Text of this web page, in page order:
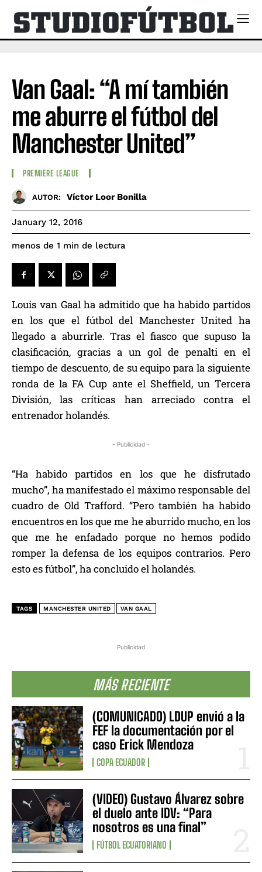
Publicidad
MÁS RECIENTE
(COMUNICADO) LDUP envió a la
FEF la documentación por el
caso Erick Mendoza
COPA ECUADOR
(VIDEO) Gustavo Álvarez sobre
el duelo ante IDV: “Para
nosotros es una final”
FÚTBOL ECUATORIANO
Van Gaal: “A mí también
me aburre el fútbol del
Manchester United”
PREMIERE LEAGUE
AUTOR: Víctor Loor Bonilla
January 12, 2016
menos de 1 min de lectura
Louis van Gaal ha admitido que ha habido partidos
en los que el fútbol del Manchester United ha
llegado a aburrirle. Tras el fiasco que supuso la
clasificación, gracias a un gol de penalti en el
tiempo de descuento, de su equipo para la siguiente
ronda de la FA Cup ante el Sheffield, un Tercera
División, las críticas han arreciado contra el
entrenador holandés.
- Publicidad -
“Ha habido partidos en los que he disfrutado
mucho”, ha manifestado el máximo responsable del
cuadro de Old Trafford. “Pero también ha habido
encuentros en los que me he aburrido mucho, en los
que me he enfadado porque no hemos podido
romper la defensa de los equipos contrarios. Pero
esto es fútbol”, ha concluido el holandés.
TAGS MANCHESTER UNITED VAN GAAL